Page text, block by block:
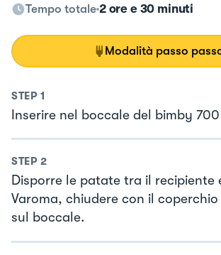
Tempo totale 2 ore e 30 minuti
Modalità passo
STEP 1
Inserire nel boccale del bimby
STEP 2
Disporre le patate tra il recipiente
Varoma, chiudere con il
sul boccale.